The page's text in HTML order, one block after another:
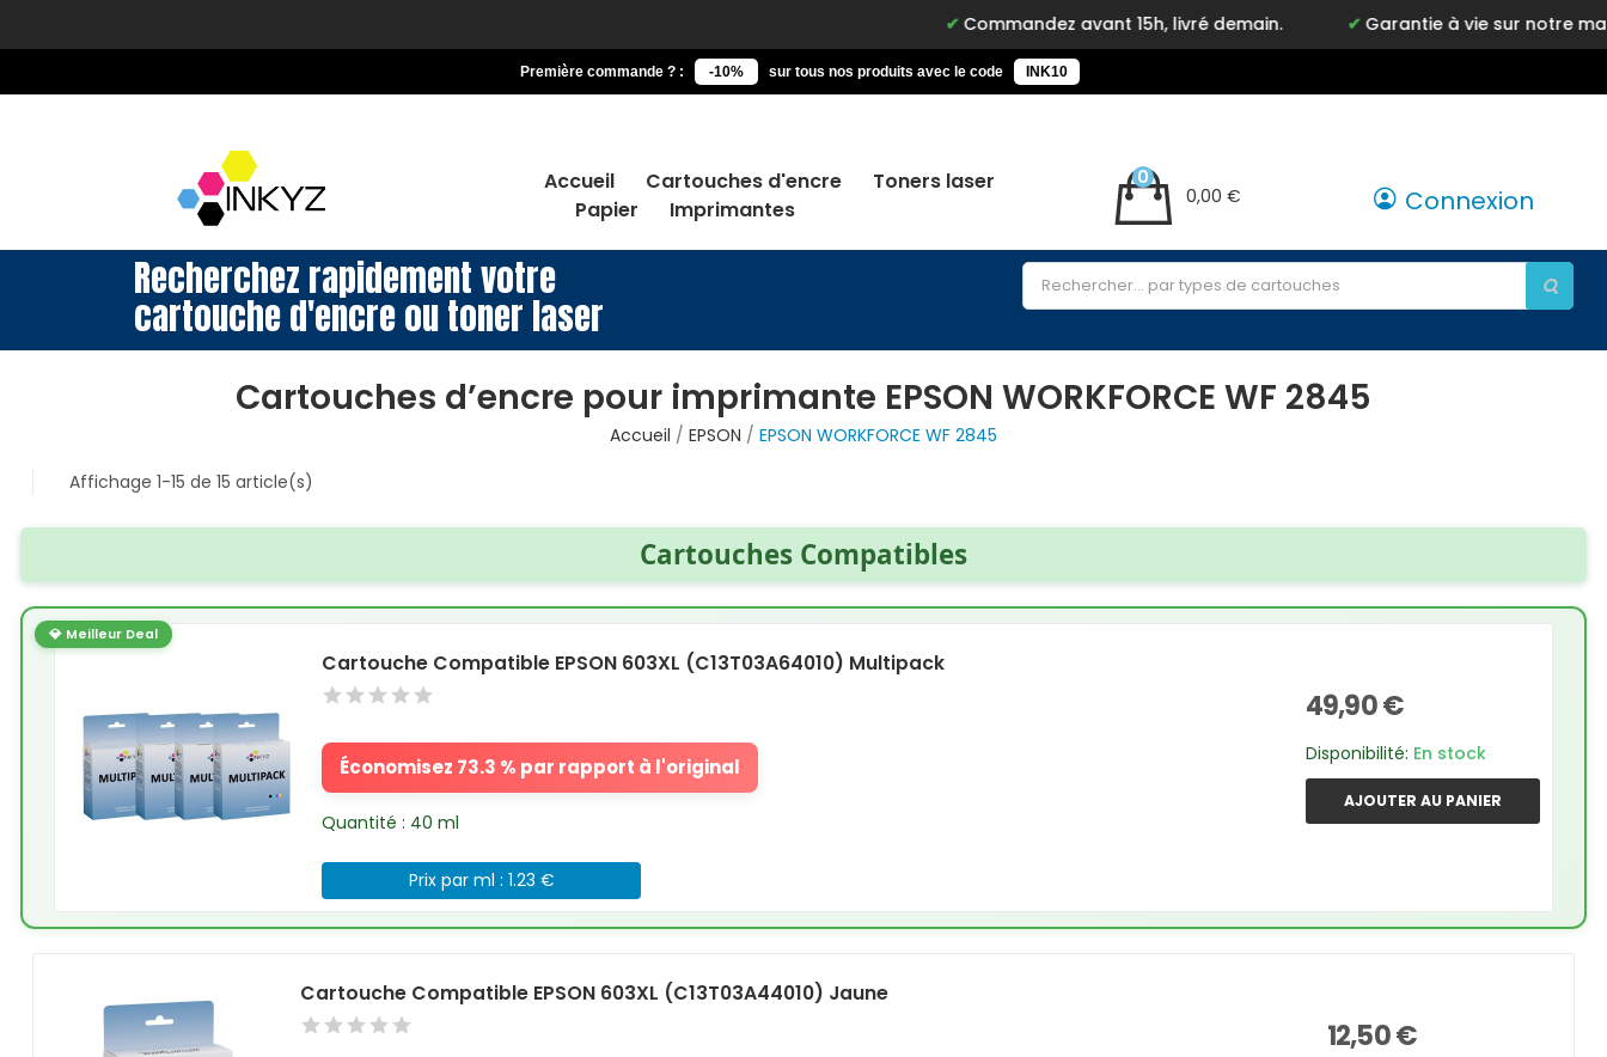
Commandez avant 15h, livré demain. Garantie à vie sur notre marque Inkyz
Première commande ? : -10% sur tous nos produits avec le code INK10
Accueil Cartouches d'encre
Toners laser
Papier
Imprimantes
0,00 €
0
Connexion
Recherchez rapidement votre
cartouche d'encre ou toner laser
Cartouches d’encre pour imprimante EPSON WORKFORCE WF 2845
Accueil EPSON
EPSON WORKFORCE WF 2845
Affichage 1-15 de 15 article(s)
Cartouches Compatibles
💎 Meilleur Deal
Cartouche Compatible EPSON 603XL (C13T03A64010) Multipack
Économisez 73.3 % par rapport à l'original
Quantité : 40 ml
Prix par ml : 1.23 €
49,90 €
Disponibilité: En stock
AJOUTER AU PANIER
Cartouche Compatible EPSON 603XL (C13T03A44010) Jaune
12,50 €